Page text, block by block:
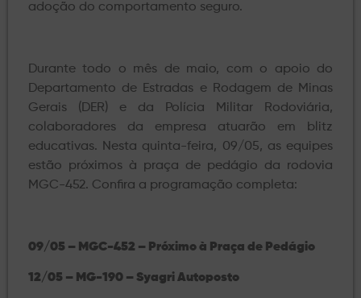
adoção do comportamento seguro.
Durante todo o mês de maio, com o apoio do
Departamento de Estradas e Rodagem de Minas
Gerais (DER) e da Polícia Militar Rodoviária,
colaboradores da empresa atuarão em blitz
educativas. Nesta quinta-feira, 09/05, as equipes
estão próximos à praça de pedágio da rodovia
MGC-452. Confira a programação completa:
09/05 – MGC-452 – Próximo à Praça de Pedágio
12/05 – MG-190 – Syagri Autoposto